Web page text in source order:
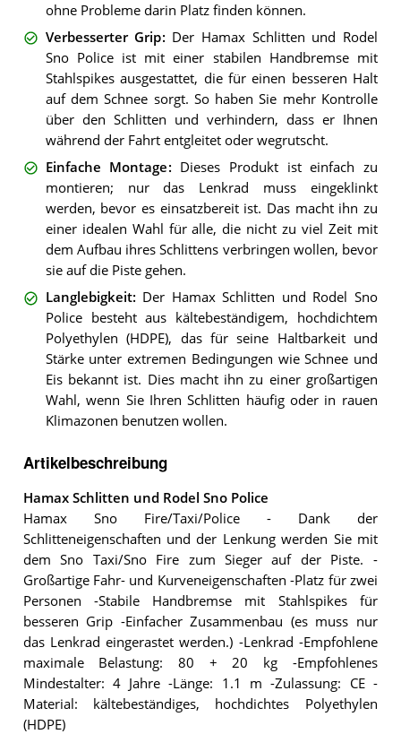
ohne Probleme darin Platz finden können.
Verbesserter Grip: Der Hamax Schlitten und Rodel
Sno Police ist mit einer stabilen Handbremse mit
Stahlspikes ausgestattet, die für einen besseren Halt
auf dem Schnee sorgt. So haben Sie mehr Kontrolle
über den Schlitten und verhindern, dass er Ihnen
während der Fahrt entgleitet oder wegrutscht.
Einfache Montage: Dieses Produkt ist einfach zu
montieren; nur das Lenkrad muss eingeklinkt
werden, bevor es einsatzbereit ist. Das macht ihn zu
einer idealen Wahl für alle, die nicht zu viel Zeit mit
dem Aufbau ihres Schlittens verbringen wollen, bevor
sie auf die Piste gehen.
Langlebigkeit: Der Hamax Schlitten und Rodel Sno
Police besteht aus kältebeständigem, hochdichtem
Polyethylen (HDPE), das für seine Haltbarkeit und
Stärke unter extremen Bedingungen wie Schnee und
Eis bekannt ist. Dies macht ihn zu einer großartigen
Wahl, wenn Sie Ihren Schlitten häufig oder in rauen
Klimazonen benutzen wollen.
Artikelbeschreibung
Hamax Schlitten und Rodel Sno Police
Hamax Sno Fire/Taxi/Police - Dank der
Schlitteneigenschaften und der Lenkung werden Sie mit
dem Sno Taxi/Sno Fire zum Sieger auf der Piste. -
Großartige Fahr- und Kurveneigenschaften -Platz für zwei
Personen -Stabile Handbremse mit Stahlspikes für
besseren Grip -Einfacher Zusammenbau (es muss nur
das Lenkrad eingerastet werden.) -Lenkrad -Empfohlene
maximale Belastung: 80 + 20 kg -Empfohlenes
Mindestalter: 4 Jahre -Länge: 1.1 m -Zulassung: CE -
Material: kältebeständiges, hochdichtes Polyethylen
(HDPE)